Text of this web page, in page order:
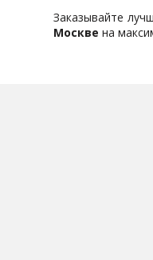
Заказывайте
Москве на